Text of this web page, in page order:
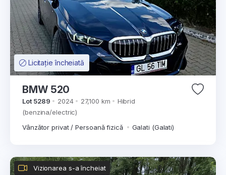
Licitație încheiată
BMW 520
Lot 5289 2024 27,100 km
Hibrid
(benzina/electric)
Vânzător privat / Persoană fizică
Galati (Galati)
Vizionarea s-a încheiat